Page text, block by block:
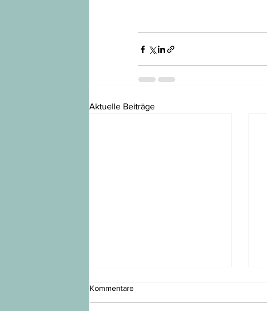
Aktuelle Beiträge
Kommentare